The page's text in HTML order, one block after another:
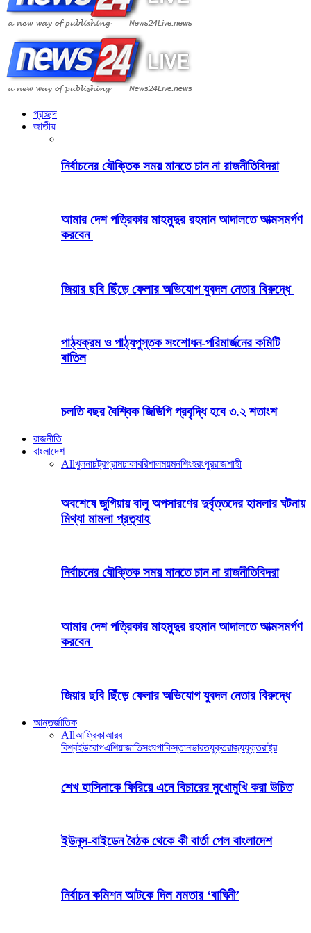
প্রচ্ছদ
জাতীয়
নির্বাচনের যৌক্তিক সময় মানতে চান না রাজনীতিবিদরা
আমার দেশ পত্রিকার মাহমুদুর রহমান আদালতে আত্মসমর্পণ
করবেন
জিয়ার ছবি ছিঁড়ে ফেলার অভিযোগ যুবদল নেতার বিরুদ্ধে
পাঠ্যক্রম ও পাঠ্যপুস্তক সংশোধন-পরিমার্জনের কমিটি
বাতিল
চলতি বছর বৈশ্বিক জিডিপি প্রবৃদ্ধি হবে ৩.২ শতাংশ
রাজনীতি
বাংলাদেশ
Allখুলনাচট্রগ্রামঢাকাবরিশালময়মনশিংহরংপুররাজশাহী
অবশেষে জুগিয়ায় বালু অপসারণের দুর্বৃত্তদের হামলার ঘটনায়
মিথ্যা মামলা প্রত্যাহ
নির্বাচনের যৌক্তিক সময় মানতে চান না রাজনীতিবিদরা
আমার দেশ পত্রিকার মাহমুদুর রহমান আদালতে আত্মসমর্পণ
করবেন
জিয়ার ছবি ছিঁড়ে ফেলার অভিযোগ যুবদল নেতার বিরুদ্ধে
আন্তর্জাতিক
Allআফ্রিকাআরব
বিশ্বইউরোপএশিয়াজাতিসংঘপাকিস্তানভারতযুক্তরাজ্যযুক্তরাষ্ট্র
শেখ হাসিনাকে ফিরিয়ে এনে বিচারের মুখোমুখি করা উচিত
ইউনূস-বাইডেন বৈঠক থেকে কী বার্তা পেল বাংলাদেশ
নির্বাচন কমিশন আটকে দিল মমতার ‘বাঘিনী’